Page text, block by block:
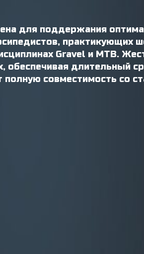
для поддержания
практикующих
Gravel и MTB.
обеспечивая длительный
полную совместимость со